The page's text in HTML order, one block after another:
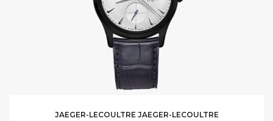
JAEGER-LECOULTRE JAEGER-LECOULTRE